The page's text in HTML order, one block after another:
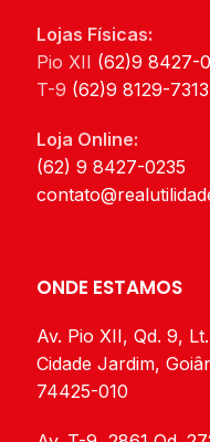
Lojas Físicas:
Pio XII (62)9 8427-
T-9 (62)9 8129-7313
Loja Online:
(62) 9 8427-0235
ONDE ESTAMOS
Av. Pio XII, Qd. 9,
Cidade Jardim,
74425-010